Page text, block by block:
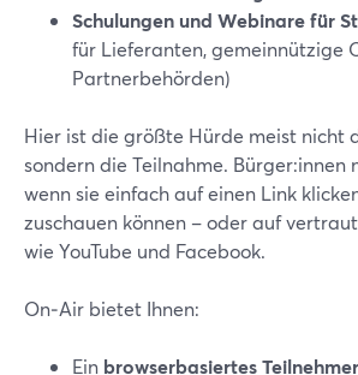
Schulungen und Webinare für
für Lieferanten, gemeinnützige
Partnerbehörden)
Hier ist die größte Hürde meist nicht
sondern die Teilnahme. Bürger:innen
wenn sie einfach auf einen Link
zuschauen können – oder auf
wie YouTube und Facebook.
On‑Air bietet Ihnen:
Ein browserbasiertes